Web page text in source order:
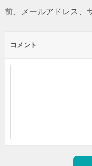
前、メールアドレス、
コメント